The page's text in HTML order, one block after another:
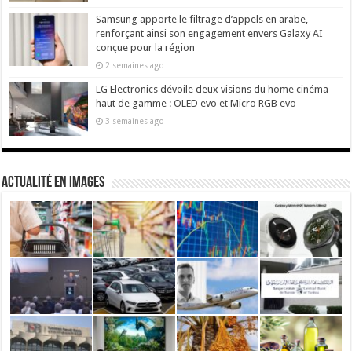
Samsung apporte le filtrage d’appels en arabe,
renforçant ainsi son engagement envers Galaxy AI
conçue pour la région
2 semaines ago
LG Electronics dévoile deux visions du home cinéma
haut de gamme : OLED evo et Micro RGB evo
3 semaines ago
actualité en images